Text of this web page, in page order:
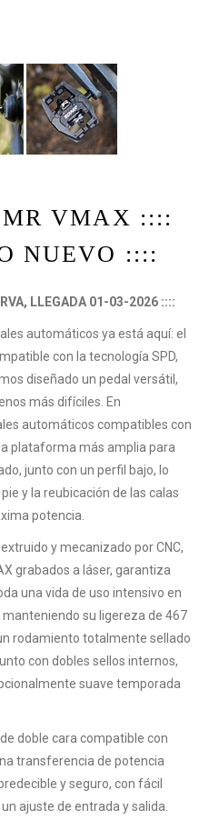
VMAX ::::
NUEVO ::::
LLEGADA 01-03-2026 ::::
automáticos ya está aquí: el
con la tecnología SPD,
diseñado un pedal versátil,
más difíciles. En
automáticos compatibles con
plataforma más amplia para
junto con un perfil bajo, lo
y la reubicación de las calas
potencia.
y mecanizado por CNC,
grabados a láser, garantiza
una vida de uso intensivo en
su ligereza de 467
rodamiento totalmente sellado
con dobles sellos internos,
suave temporada
doble cara compatible con
transferencia de potencia
y seguro, con fácil
ajuste de entrada y salida.